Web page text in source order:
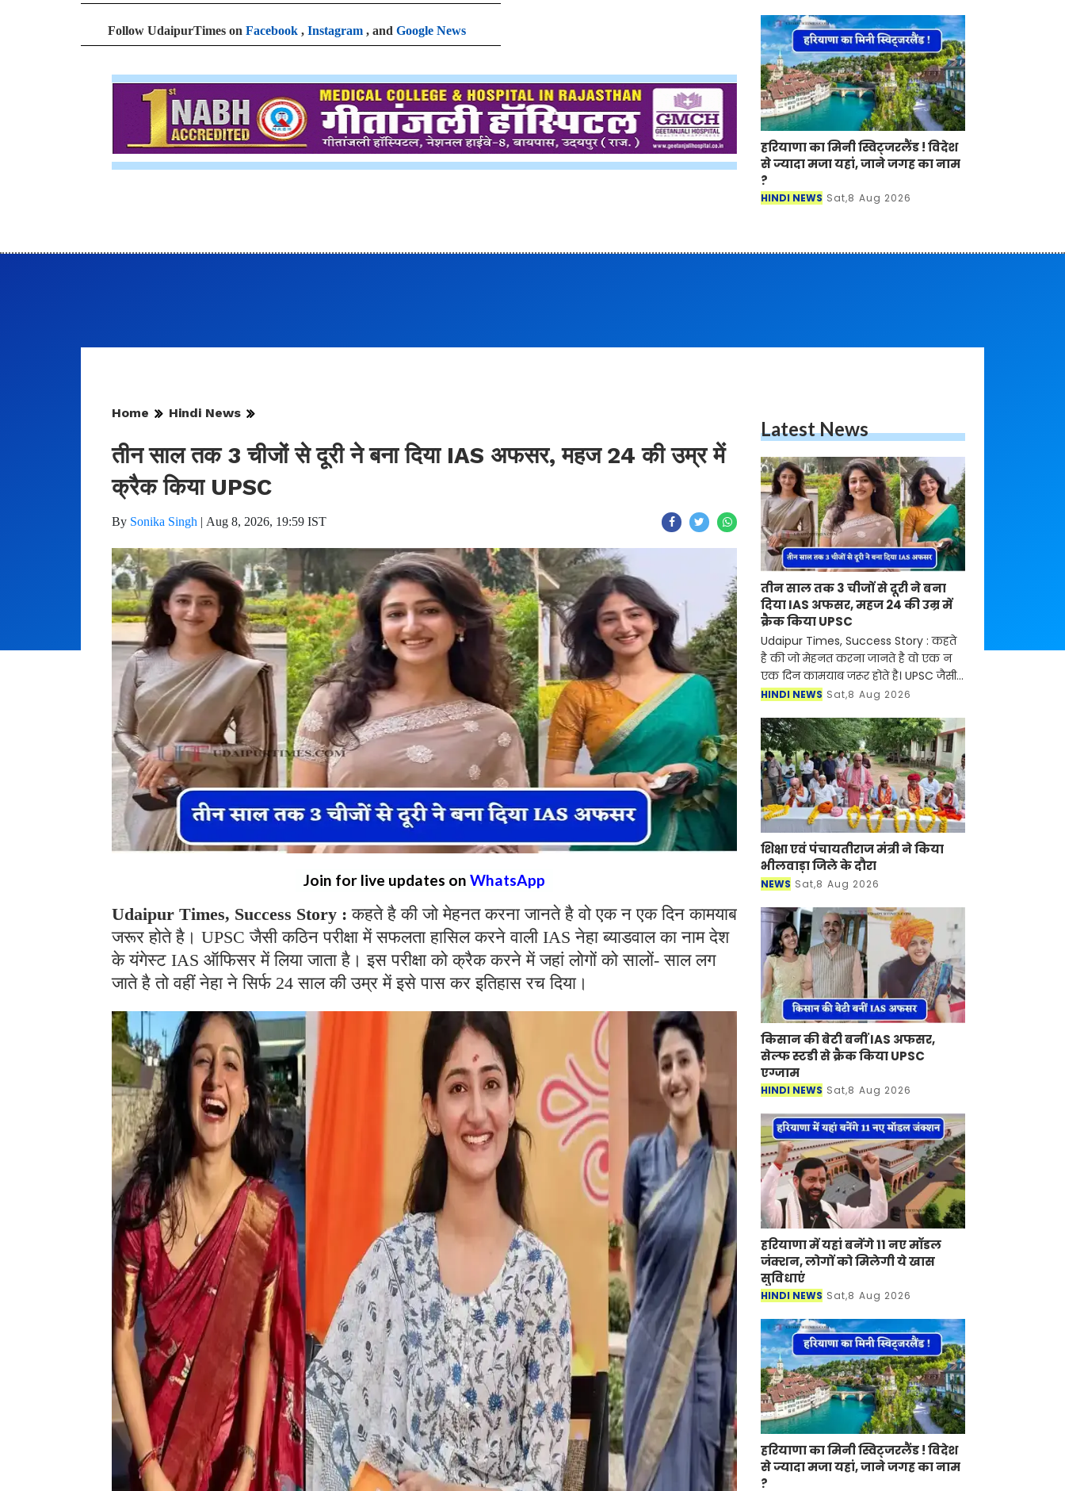
Follow UdaipurTimes on Facebook , Instagram , and Google News
हरियाणा का मिनी स्विट्जरलैंड ! विदेश
से ज्यादा मजा यहां, जाने जगह का नाम
?
HINDI NEWS Sat,8 Aug 2026
Home Hindi News
तीन साल तक 3 चीजों से दूरी ने बना दिया IAS अफसर, महज 24 की उम्र में
क्रैक किया UPSC
By Sonika Singh | Aug 8, 2026, 19:59 IST
Join for live updates on WhatsApp
Udaipur Times, Success Story :कहते है की जो मेहनत करना जानते है वो एक न एक दिन कामयाब
जरूर होते है। UPSC जैसी कठिन परीक्षा में सफलता हासिल करने वाली IAS नेहा ब्याडवाल का नाम देश
के यंगेस्ट IAS ऑफिसर में लिया जाता है। इस परीक्षा को क्रैक करने में जहां लोगों को सालों- साल लग
जाते है तो वहीं नेहा ने सिर्फ 24 साल की उम्र में इसे पास कर इतिहास रच दिया।
Latest News
तीन साल तक 3 चीजों से दूरी ने बना
दिया IAS अफसर, महज 24 की उम्र में
क्रैक किया UPSC
Udaipur Times, Success Story : कहते
है की जो मेहनत करना जानते है वो एक न
एक दिन कामयाब जरूर होते है। UPSC जैसी
कठिन परीक्षा में सफलता हासिल करने
यंगेस्ट IAS ऑफिसर
HINDI NEWS Sat,8 Aug 2026
शिक्षा एवं पंचायतीराज मंत्री ने किया
भीलवाड़ा जिले के दौरा
NEWS Sat,8 Aug 2026
किसान की बेटी बनीं IAS अफसर,
सेल्फ स्टडी से क्रैक किया UPSC
एग्जाम ​​​​​​​
HINDI NEWS Sat,8 Aug 2026
हरियाणा में यहां बनेंगे 11 नए मॉडल
जंक्शन, लोगों को मिलेगी ये खास
सुविधाएं
HINDI NEWS Sat,8 Aug 2026
हरियाणा का मिनी स्विट्जरलैंड ! विदेश
से ज्यादा मजा यहां, जाने जगह का नाम
?